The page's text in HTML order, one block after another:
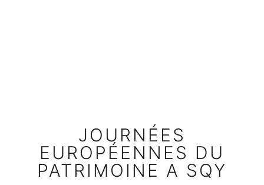
JOURNÉES
EUROPÉENNES DU
PATRIMOINE A SQY